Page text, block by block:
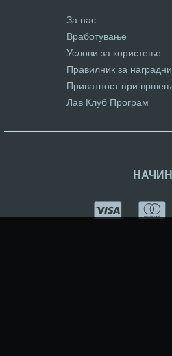
За нас
Вработување
Услови за користење
Правилник за
Приватност при
Лав Клуб Програм